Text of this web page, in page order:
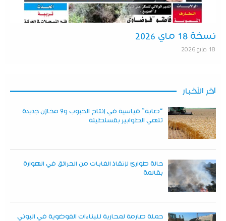
نسخة 18 ماي 2026
18 مايو 2026
آخر الأخبار
“صابة” قياسية في إنتاج الحبوب و9 مخازن جديدة
تنهي الطوابير بقسنطينة
حالة طوارئ لإنقاذ الغابات من الحرائق في الهوارة
بقالمة
حملة صارمة لمحاربة للبناءات الفوضوية في البوني